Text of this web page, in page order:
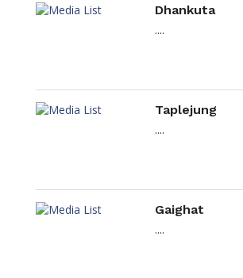
Dhankuta
....
Taplejung
....
Gaighat
....